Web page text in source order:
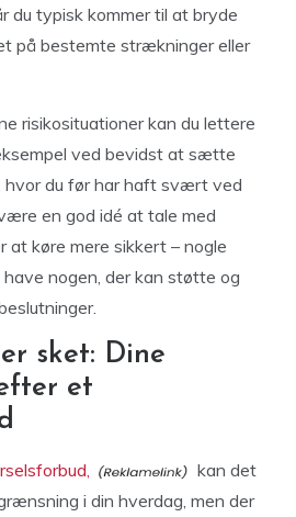
du typisk kommer til at bryde
på bestemte strækninger eller
risikosituationer kan du lettere
ved bevidst at sætte
hvor du før har haft svært ved
en god idé at tale med
at køre mere sikkert – nogle
nogen, der kan støtte og
sket: Dine
et
kan det
i din hverdag, men der